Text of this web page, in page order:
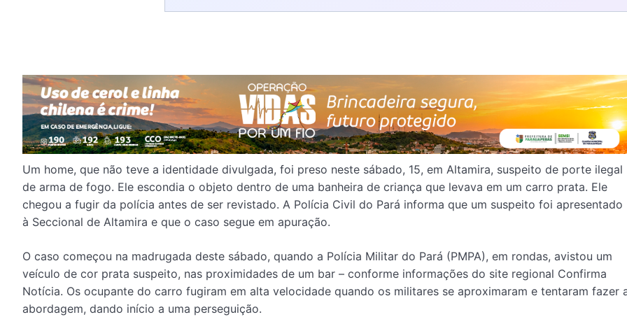
Um home, que não teve a identidade divulgada, foi preso neste sábado, 15, em Altamira, suspeito de porte ilegal
de arma de fogo. Ele escondia o objeto dentro de uma banheira de criança que levava em um carro prata. Ele
chegou a fugir da polícia antes de ser revistado. A Polícia Civil do Pará informa que um suspeito foi apresentado
à Seccional de Altamira e que o caso segue em apuração.
O caso começou na madrugada deste sábado, quando a Polícia Militar do Pará (PMPA), em rondas, avistou um
veículo de cor prata suspeito, nas proximidades de um bar – conforme informações do site regional Confirma
Notícia. Os ocupante do carro fugiram em alta velocidade quando os militares se aproximaram e tentaram fazer
abordagem, dando início a uma perseguição.